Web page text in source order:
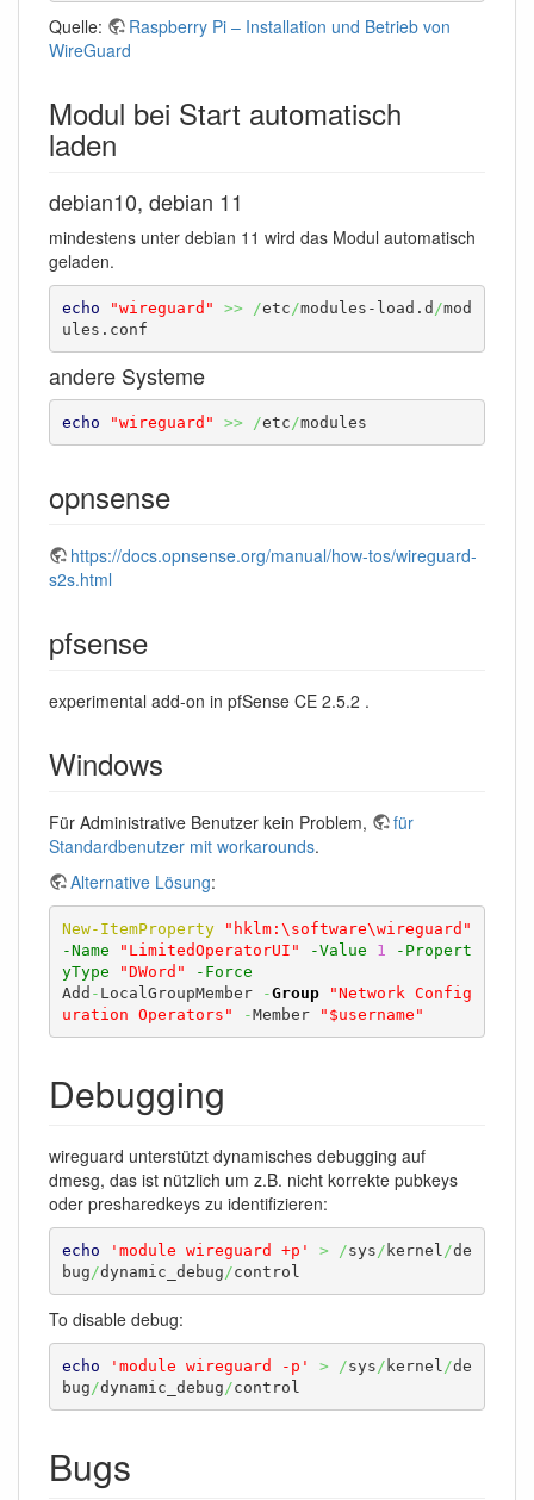
Quelle:
Raspberry Pi – Installation und Betrieb von
WireGuard
Modul bei Start automatisch
laden
debian10, debian 11
mindestens unter debian 11 wird das Modul automatisch
geladen.
echo "wireguard" >> /etc /modules-load.d /mod
ules.conf
andere Systeme
echo "wireguard" >> /etc /modules
opnsense
https://docs.opnsense.org/manual/how-tos/wireguard-
s2s.html
pfsense
experimental add-on in pfSense CE 2.5.2 .
Windows
Für Administrative Benutzer kein Problem,
für
Standardbenutzer mit workarounds.
Alternative Lösung:
New-ItemProperty
"hklm:\software\wireguard"
-Name
"LimitedOperatorUI" -Value 1
-Propert
yType
"DWord"
-Force
Add - LocalGroupMember -Group
"Network Config
uration Operators"
-Member "$username"
Debugging
wireguard unterstützt dynamisches debugging auf
dmesg, das ist nützlich um z.B. nicht korrekte pubkeys
oder presharedkeys zu identifizieren:
echo 'module wireguard +p' > /sys / kernel /de
bug /dynamic_debug /control
To disable debug:
echo 'module wireguard -p' > /sys / kernel /de
bug /dynamic_debug /control
Bugs